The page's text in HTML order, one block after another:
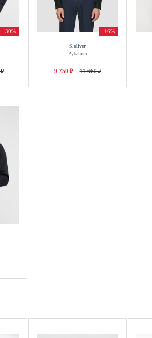
-30% -16%
S.oliver
Рубашка
9 750 ₽ 11 660 ₽